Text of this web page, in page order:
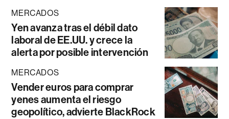
MERCADOS
Yen avanza tras el débil dato
laboral de EE.UU. y crece la
alerta por posible intervención
MERCADOS
Vender euros para comprar
yenes aumenta el riesgo
geopolítico, advierte BlackRock